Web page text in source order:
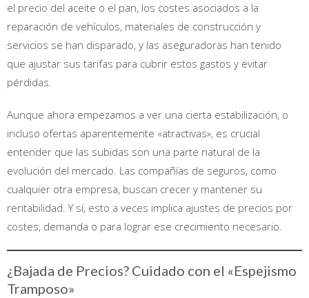
el precio del aceite o el pan, los costes asociados a la
reparación de vehículos, materiales de construcción y
servicios se han disparado, y las aseguradoras han tenido
que ajustar sus tarifas para cubrir estos gastos y evitar
pérdidas.
Aunque ahora empezamos a ver una cierta estabilización, o
incluso ofertas aparentemente «atractivas», es crucial
entender que las subidas son una parte natural de la
evolución del mercado. Las compañías de seguros, como
cualquier otra empresa, buscan crecer y mantener su
rentabilidad. Y sí, esto a veces implica ajustes de precios por
costes, demanda o para lograr ese crecimiento necesario.
¿Bajada de Precios? Cuidado con el «Espejismo
Tramposo»